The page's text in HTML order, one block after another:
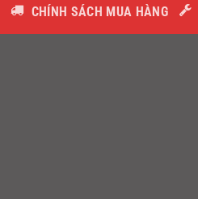
CHÍNH SÁCH MUA HÀNG